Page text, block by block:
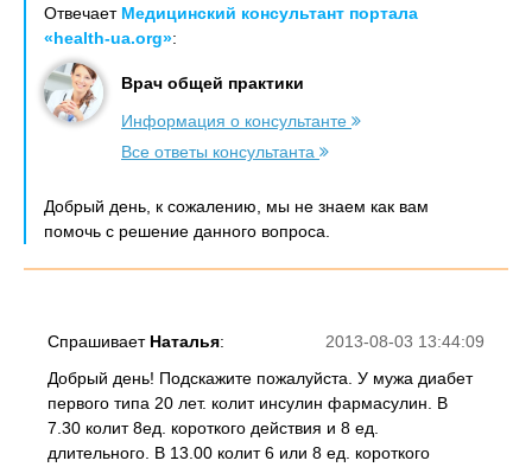
Отвечает Медицинский консультант портала
«health-ua.org»:
Врач общей практики
Информация о консультанте
Все ответы консультанта
Добрый день, к сожалению, мы не знаем как вам
помочь с решение данного вопроса.
2013-08-03 13:44:09
Спрашивает Наталья:
Добрый день! Подскажите пожалуйста. У мужа диабет
первого типа 20 лет. колит инсулин фармасулин. В
7.30 колит 8ед. короткого действия и 8 ед.
длительного. В 13.00 колит 6 или 8 ед. короткого